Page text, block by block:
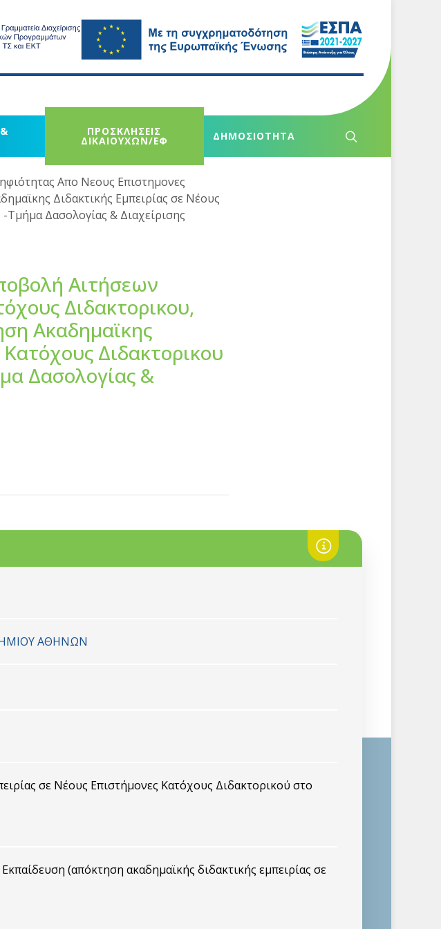
ΠΡΟΣΚΛΗΣΕΙΣ
ΔΙΚΑΙΟΥΧΩΝ/ΕΦ ΔΗΜΟΣΙΟΤΗΤΑ
Απο Νεους Επιστημονες
Διδακτικής Εμπειρίας σε Νέους
Δασολογίας & Διαχείρισης
Αιτήσεων
Διδακτορικου,
Ακαδημαϊκης
Διδακτορικου
Δασολογίας &
ΑΘΗΝΩΝ
σε Νέους Επιστήμονες Κατόχους Διδακτορικού στο
(απόκτηση ακαδημαϊκής διδακτικής εμπειρίας σε